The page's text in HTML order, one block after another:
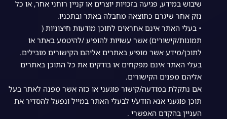
שיבוש במידע, פגיעה בזכויות יוצרים או קניין רוחני אחר, או כל
נזק אחר שיגרם כתוצאה מחבלה באתר ובתכניו.
• בעלי האתר אינם אחראים לתוכן מודעות חיצוניות (
תמונות/קישורים) אשר עשויות להופיע /להיטמע באתר או
לתוכן/מידע אשר מופיע באתרים אליהם הקישורים מובילים.
בעלי האתר אינם מפקחים או בודקים את כל התוכן באתרים
אליהם מפנים הקישורים.
אם נתקלת במודעה/קישור פוגעני או כזה אשר מפנה לאתר בעל
תוכן פוגעני אנא הודע/י לבעלי האתר במייל ונפעל להסדיר את
העניין בהקדם האפשרי .